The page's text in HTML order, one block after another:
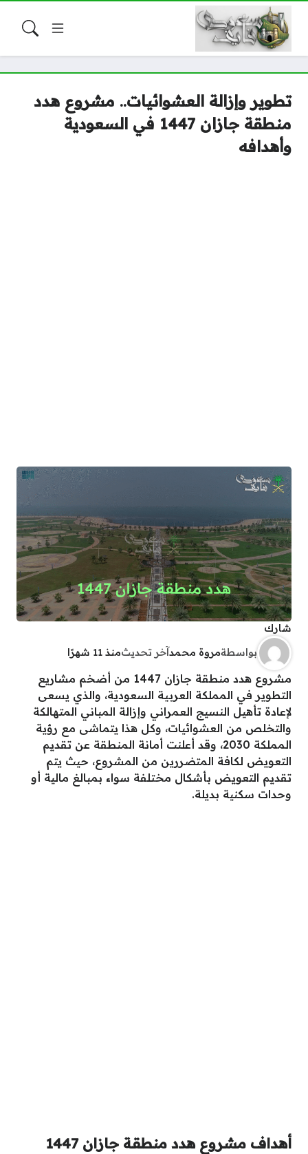
تطوير وإزالة العشوائيات.. مشروع هدد
منطقة جازان 1447 في السعودية
وأهدافه
شارك
بواسطةمروة محمدآخر تحديثمنذ 11 شهرًا
مشروع هدد منطقة جازان 1447 من أضخم مشاريع
التطوير في المملكة العربية السعودية، والذي يسعى
لإعادة تأهيل النسيج العمراني وإزالة المباني المتهالكة
والتخلص من العشوائيات، وكل هذا يتماشى مع رؤية
المملكة 2030، وقد أعلنت أمانة المنطقة عن تقديم
التعويض لكافة المتضررين من المشروع، حيث يتم
تقديم التعويض بأشكال مختلفة سواء بمبالغ مالية أو
وحدات سكنية بديلة.
أهداف مشروع هدد منطقة جازان 1447